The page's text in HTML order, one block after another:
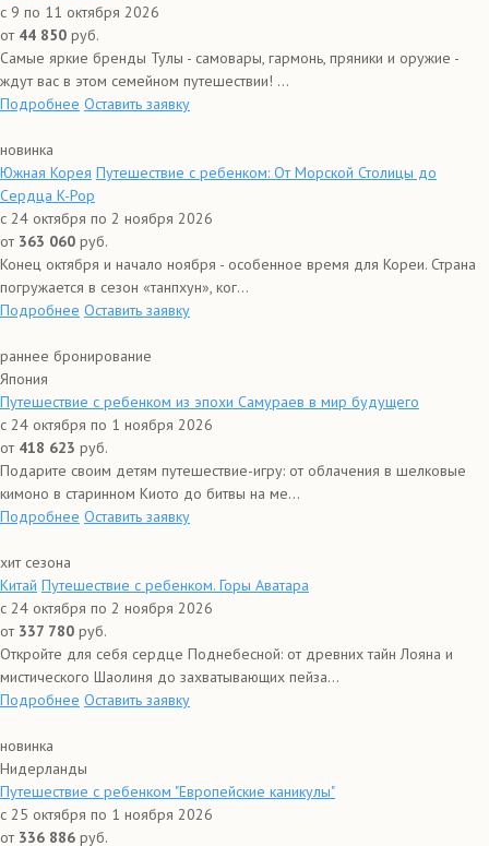
с 9 по 11 октября 2026
от 44 850 руб.
Самые яркие бренды Тулы - самовары, гармонь, пряники и оружие -
ждут вас в этом семейном путешествии! ...
Подробнее Оставить заявку
новинка
Южная Корея Путешествие с ребенком: От Морской Столицы до
Сердца K-Pop
с 24 октября по 2 ноября 2026
от 363 060 руб.
Конец октября и начало ноября - особенное время для Кореи. Страна
погружается в сезон «танпхун», ког...
Подробнее Оставить заявку
раннее бронирование
Япония
Путешествие с ребенком из эпохи Самураев в мир будущего
с 24 октября по 1 ноября 2026
от 418 623 руб.
Подарите своим детям путешествие-игру: от облачения в шелковые
кимоно в старинном Киото до битвы на ме...
Подробнее Оставить заявку
хит сезона
Китай Путешествие с ребенком. Горы Аватара
с 24 октября по 2 ноября 2026
от 337 780 руб.
Откройте для себя сердце Поднебесной: от древних тайн Лояна и
мистического Шаолиня до захватывающих пейза...
Подробнее Оставить заявку
новинка
Нидерланды
Путешествие с ребенком "Европейские каникулы"
с 25 октября по 1 ноября 2026
от 336 886 руб.